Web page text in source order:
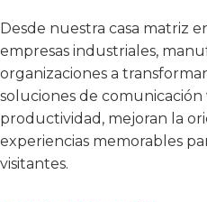
Desde nuestra casa matriz
empresas industriales,
organizaciones a
soluciones de
productividad, mejoran la
experiencias memorables
visitantes.